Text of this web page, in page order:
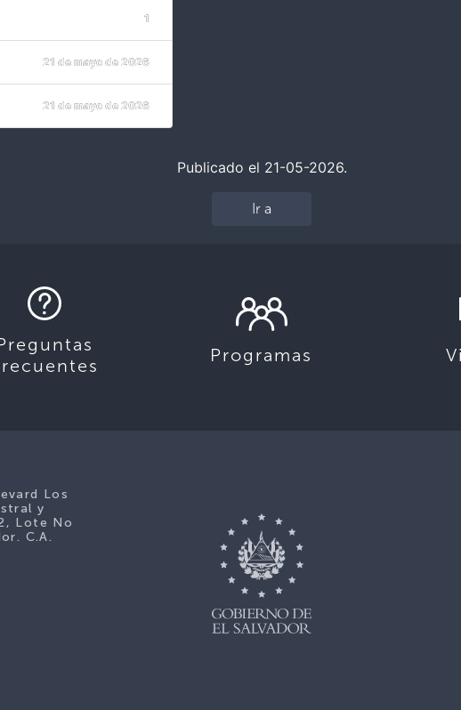
1
21 de mayo de 2026
21 de mayo de 2026
Publicado el 21-05-2026.
Ir a
Programas
Los
y
Lote No
C.A.